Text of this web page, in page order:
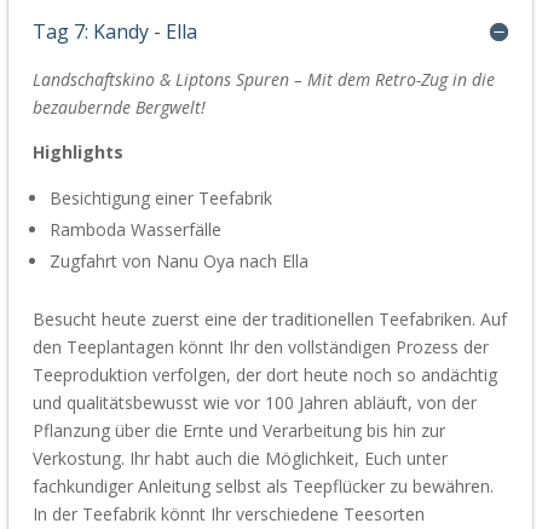
Tag 7: Kandy - Ella
Landschaftskino& Liptons Spuren – Mit dem Retro-Zug in die
bezaubernde Bergwelt!
Highlights
Besichtigung einer Teefabrik
Ramboda Wasserfälle
Zugfahrt von Nanu Oya nach Ella
Besucht heute zuerst eine der traditionellen Teefabriken.Auf
den Teeplantagen könnt Ihr den vollständigen Prozess der
Teeproduktion verfolgen, der dort heute noch so andächtig
und qualitätsbewusst wie vor 100 Jahren abläuft, von der
Pflanzung über die Ernte und Verarbeitung bis hin zur
Verkostung. Ihr habt auch die Möglichkeit, Euch unter
fachkundiger Anleitung selbst als Teepflücker zu bewähren.
In der Teefabrik könnt Ihr verschiedene Teesorten